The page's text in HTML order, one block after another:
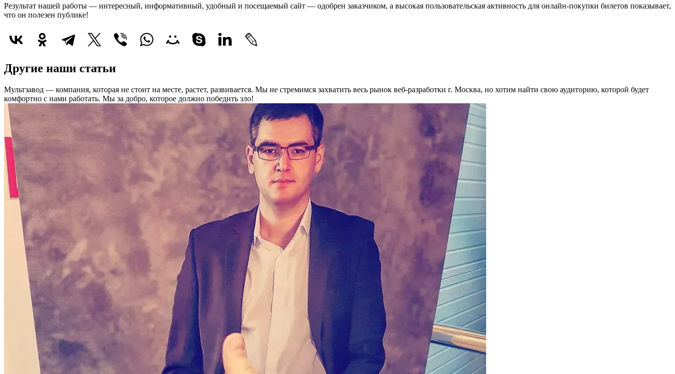
Результат нашей работы — интересный, информативный, удобный и посещаемый сайт — одобрен заказчиком, а высокая пользовательская активность для онлайн-покупки билетов показывает,
что он полезен публике!
Другие наши статьи
Мультзавод — компания, которая не стоит на месте, растет, развивается. Мы не стремимся захватить весь рынок веб-разработки г. Москва, но хотим найти свою аудиторию, которой будет
комфортно с нами работать. Мы за добро, которое должно победить зло!